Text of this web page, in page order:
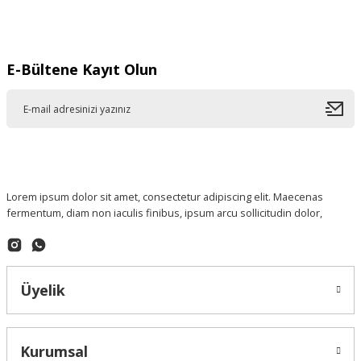
E-Bültene Kayıt Olun
Lorem ipsum dolor sit amet, consectetur adipiscing elit. Maecenas
fermentum, diam non iaculis finibus, ipsum arcu sollicitudin dolor,
Üyelik
Kurumsal